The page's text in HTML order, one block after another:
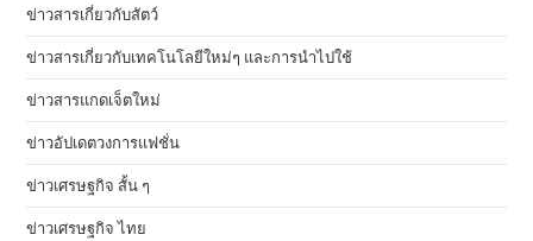
ข่าวสารเกี่ยวกับสัตว์
ข่าวสารเกี่ยวกับเทคโนโลยีใหม่ๆ และการนำไปใช้
ข่าวสารแกดเจ็ตใหม่
ข่าวอัปเดตวงการแฟชั่น
ข่าวเศรษฐกิจ สั้น ๆ
ข่าวเศรษฐกิจ ไทย